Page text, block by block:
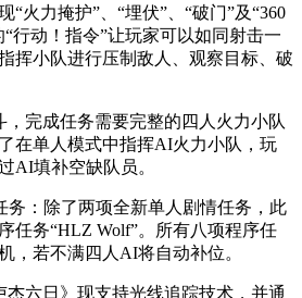
“火力掩护”、“埋伏”、“破门”及“360
行动！指令”让玩家可以如同射击一
挥小队进行压制敌人、观察目标、破
，完成任务需要完整的四人火力小队
在单人模式中指挥AI火力小队，玩
AI填补空缺队员。
务：除了两项全新单人剧情任务，此
任务“HLZ Wolf”。所有八项程序任
，若不满四人AI将自动补位。
杰六日》现支持光线追踪技术，并通